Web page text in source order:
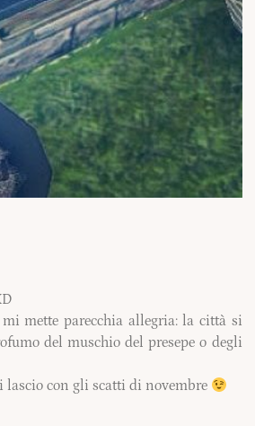
mette parecchia allegria: la città si
del muschio del presepe o degli
lascio con gli scatti di novembre